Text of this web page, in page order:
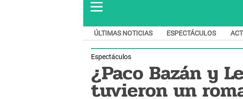
ÚLTIMAS NOTICIAS ESPECTÁCULOS
Espectáculos
¿Paco Bazán y
tuvieron un